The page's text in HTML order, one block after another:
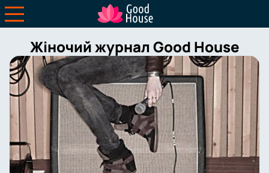
Жіночий журнал Good House